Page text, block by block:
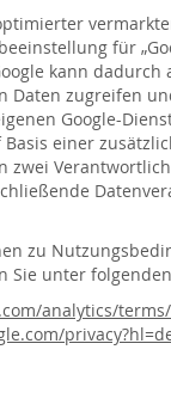
für
kann dadurch
Daten zugreifen
Google-
einer
zwei
zu
Sie unter
analytics/